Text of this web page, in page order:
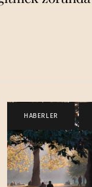
HABERLER ,